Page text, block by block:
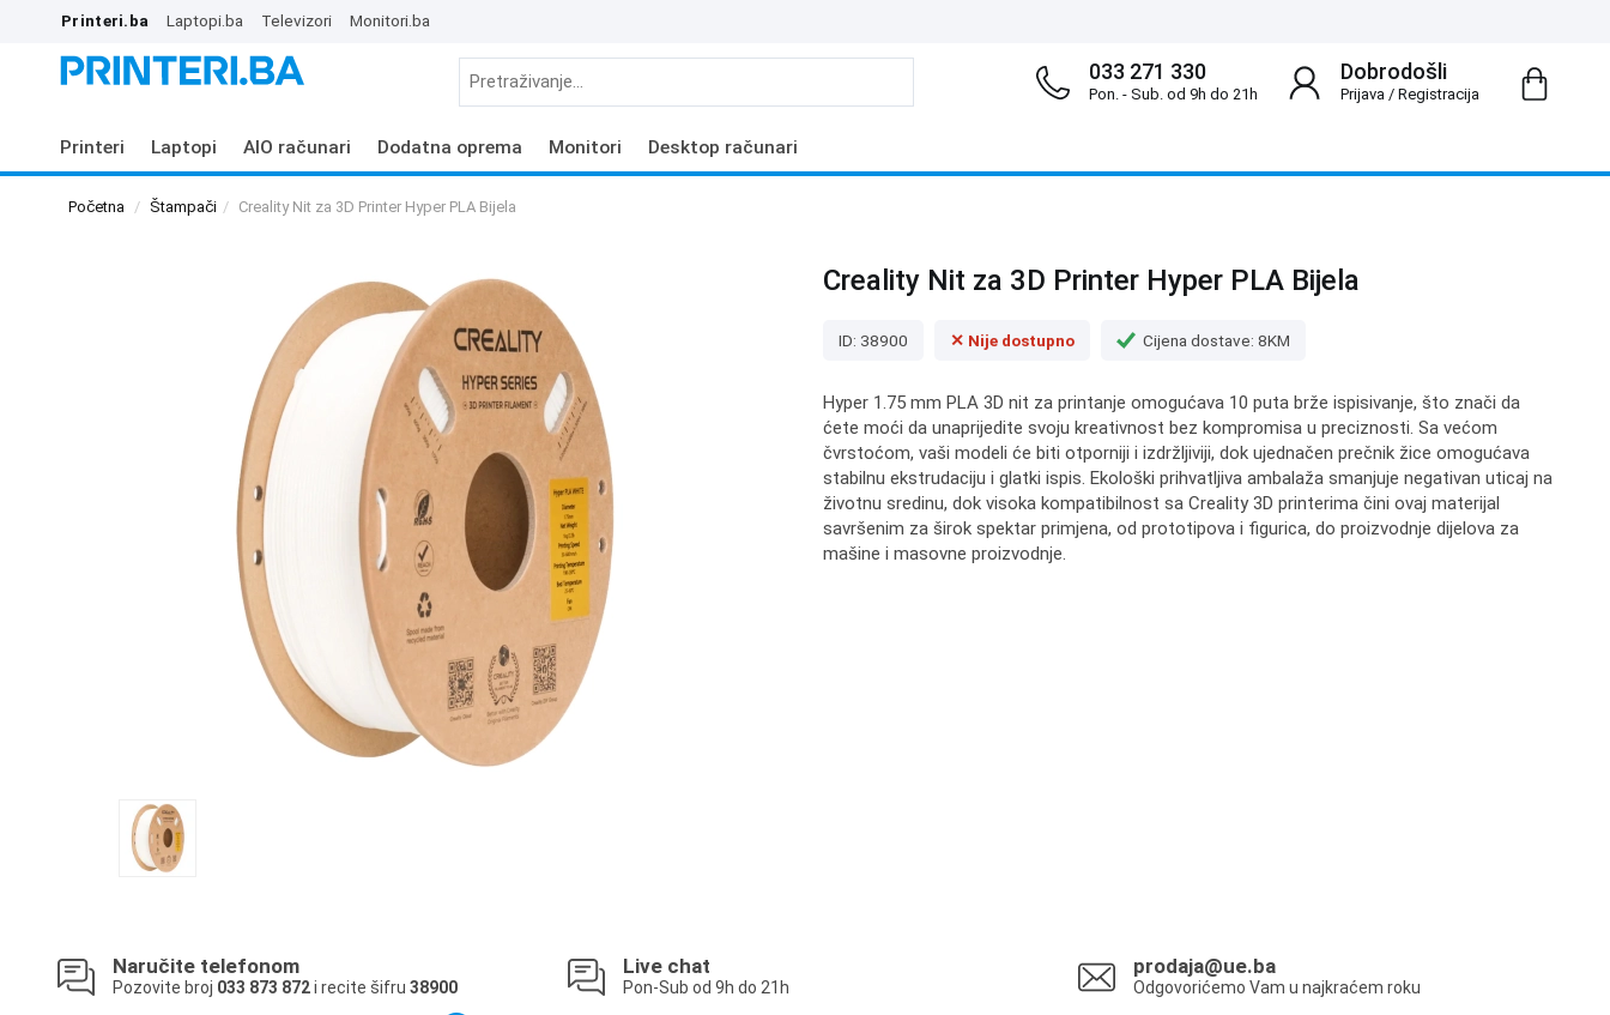
Printeri.ba Laptopi.ba Televizori Monitori.ba
Dobrodošli
Prijava/ Registracija
033 271 330
Pon. - Sub. od 9h do 21h
Printeri Laptopi AIO računari Dodatna oprema Monitori Desktop računari
Početna Štampači Creality Nit za 3D Printer Hyper PLA Bijela
Creality Nit za 3D Printer Hyper PLA Bijela
ID: 38900 ✕ Nije dostupno Cijena dostave: 8KM
Hyper 1.75 mm PLA 3D nit za printanje omogućava 10 puta brže ispisivanje, što znači da
ćete moći da unaprijedite svoju kreativnost bez kompromisa u preciznosti. Sa većom
čvrstoćom, vaši modeli će biti otporniji i izdržljiviji, dok ujednačen prečnik žice omogućava
stabilnu ekstrudaciju i glatki ispis. Ekološki prihvatljiva ambalaža smanjuje negativan uticaj na
životnu sredinu, dok visoka kompatibilnost sa Creality 3D printerima čini ovaj materijal
savršenim za širok spektar primjena, od prototipova i figurica, do proizvodnje dijelova za
mašine i masovne proizvodnje.
Naručite telefonom
Pozovite broj 033 873 872i recite šifru 38900
Live chat
Pon-Sub od 9h do 21h
prodaja@ue.ba
Odgovorićemo Vam u najkraćem roku